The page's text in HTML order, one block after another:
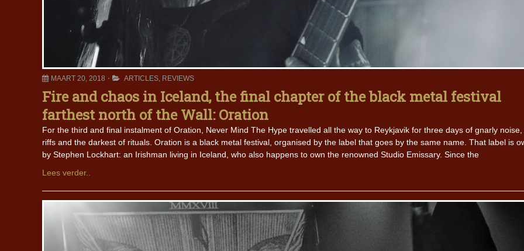
MAART 20, 2018 ARTICLES, REVIEWS
Fire and chaos in Iceland, the final chapter of the black metal festival
farthest north of the Wall: Oration
For the third and final instalment of Oration, Never Mind The Hype travelled all the way to Reykjavik for three days of gnarly noise,
riffs and the darkest of rituals. Oration is a black metal festival, organised by the label that goes by the same name. That label is
by Stephen Lockhart: an Irishman living in Iceland, who also happens to own the renowned Studio Emissary. Since the
Lees verder..